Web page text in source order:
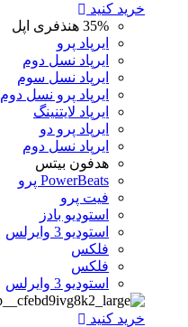
خرید کنید
35% هنذفری اپل
ایرپاد پرو
ایرپاد نسل دوم
ایرپاد نسل سوم
ایرپاد پرو نسل دوم
ایرپاد لایتنینگ
ایرپاد پرو دو
ایرپاد نسل دوم
هدفون بیتس
PowerBeats پرو
فیت پرو
استودیو بادز
استودیو 3 وایرلس
فلکس
فلکس
استودیو 3 وایرلس
خرید کنید